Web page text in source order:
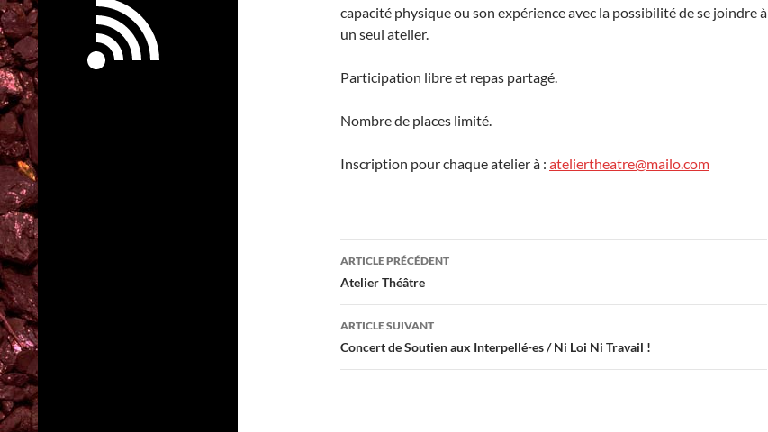
capacité physique ou son expérience avec la possibilité de se joindre à
un seul atelier.
Participation libre et repas partagé.
Nombre de places limité.
Inscription pour chaque atelier à : ateliertheatre@mailo.com
Navigation
des
articles
ARTICLE PRÉCÉDENT
Atelier Théâtre
ARTICLE SUIVANT
Concert de Soutien aux Interpellé-es / Ni Loi Ni Travail !